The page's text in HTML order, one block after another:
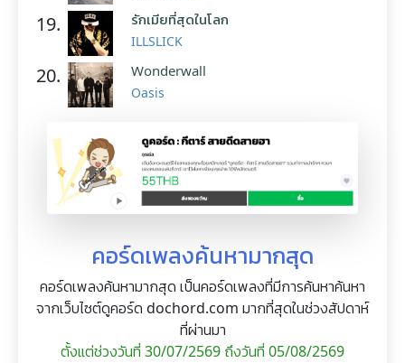
19. รักเมียที่สุดในโลก
ILLSLICK
20. Wonderwall
Oasis
คอร์ดเพลงค้นหามากสุด
คอร์ดเพลงค้นหามากสุด เป็นคอร์ดเพลงที่มีการค้นหาค้นหา
จากเว็บไซต์ดูคอร์ด dochord.com มากที่สุดในช่วงสัปดาห์
ที่ผ่านมา
ตั้งแต่ช่วงวันที่ 30/07/2569 ถึงวันที่ 05/08/2569